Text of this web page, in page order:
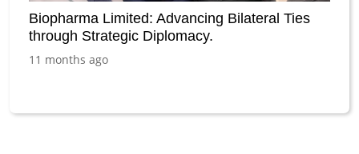
Biopharma Limited: Advancing Bilateral Ties
through Strategic Diplomacy.
11 months ago